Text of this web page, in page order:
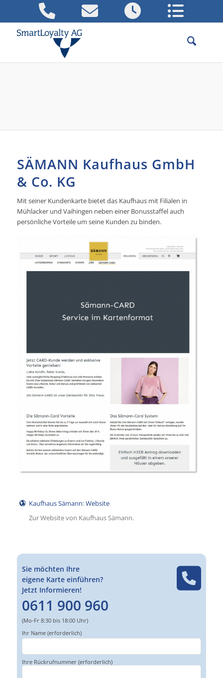
SÄMANN Kaufhaus GmbH
& Co. KG
Mit seiner Kundenkarte bietet das Kaufhaus mit Filialen in
Mühlacker und Vaihingen neben einer Bonusstaffel auch
persönliche Vorteile um seine Kunden zu binden.
Kaufhaus Sämann: Website
Zur Website von Kaufhaus Sämann.
Sie möchten Ihre
eigene Karte einführen?
Jetzt Informieren!
0611 900 960
(Mo-Fr 8:30 bis 18:00 Uhr)
Ihr Name (erforderlich)
Bitte
dieses
leer.
Bitte
dieses
Feld
leer.
Ihre Rückrufnummer (erforderlich)